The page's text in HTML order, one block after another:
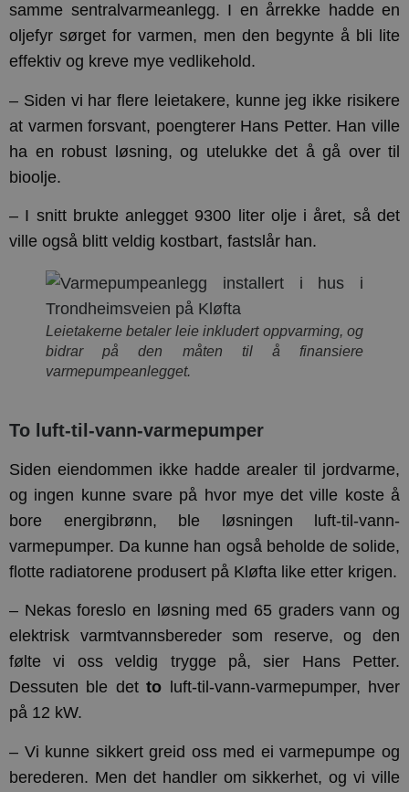
samme sentralvarmeanlegg. I en årrekke hadde en
oljefyr sørget for varmen, men den begynte å bli lite
effektiv og kreve mye vedlikehold.
– Siden vi har flere leietakere, kunne jeg ikke risikere
at varmen forsvant, poengterer Hans Petter. Han ville
ha en robust løsning, og utelukke det å gå over til
bioolje.
– I snitt brukte anlegget 9300 liter olje i året, så det
ville også blitt veldig kostbart, fastslår han.
Leietakerne betaler leie inkludert oppvarming, og
bidrar på den måten til å finansiere
varmepumpeanlegget.
To luft-til-vann-varmepumper
Siden eiendommen ikke hadde arealer til jordvarme,
og ingen kunne svare på hvor mye det ville koste å
bore energibrønn, ble løsningen luft-til-vann-
varmepumper. Da kunne han også beholde de solide,
flotte radiatorene produsert på Kløfta like etter krigen.
– Nekas foreslo en løsning med 65 graders vann og
elektrisk varmtvannsbereder som reserve, og den
følte vi oss veldig trygge på, sier Hans Petter.
Dessuten ble detto luft-til-vann-varmepumper, hver
på 12 kW.
– Vi kunne sikkert greid oss med ei varmepumpe og
berederen. Men det handler om sikkerhet, og vi ville